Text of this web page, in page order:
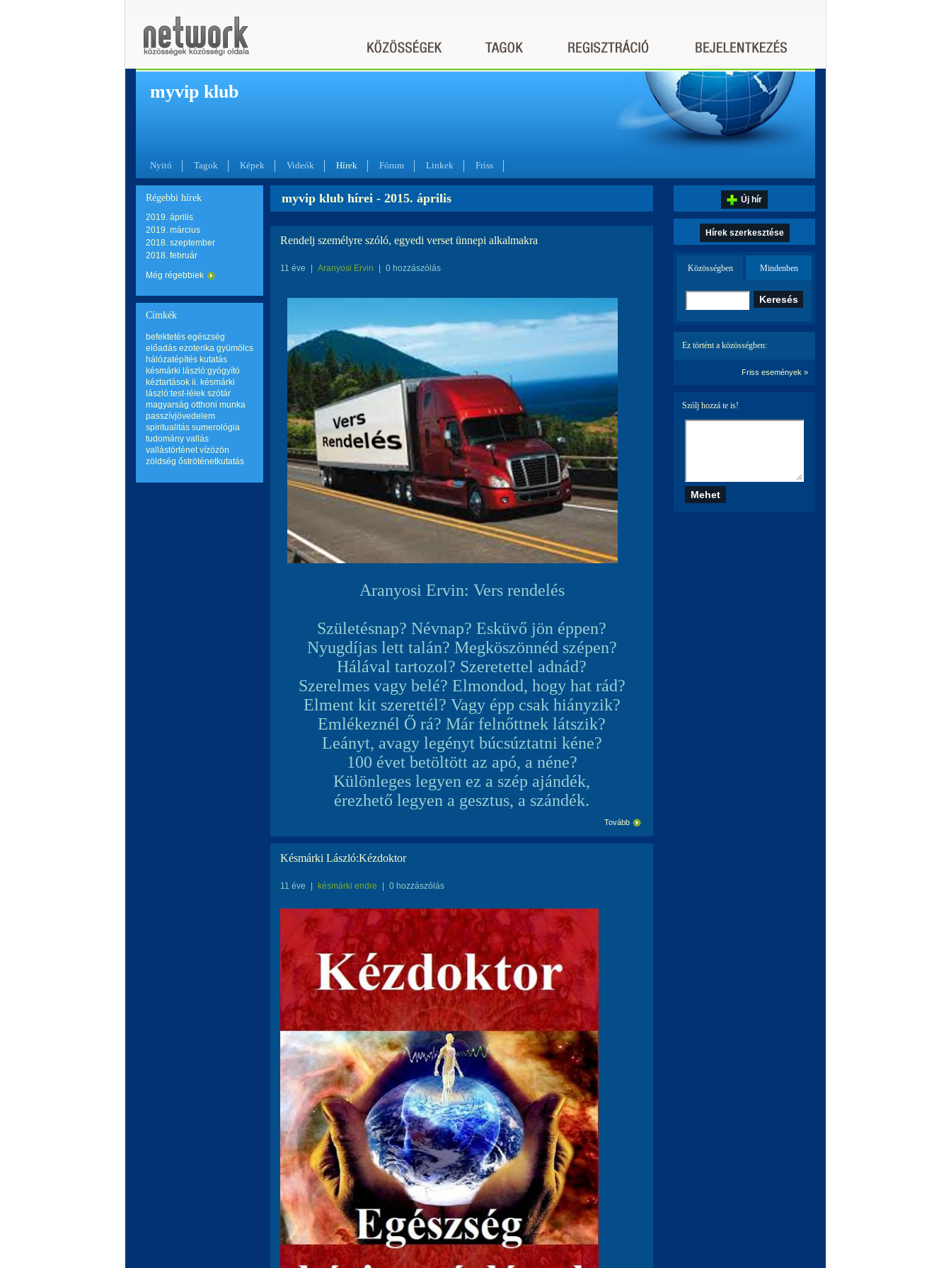
myvip klub
Nyitó Tagok Képek Videók Hírek Fórum Linkek Friss
Régebbi hírek
2019. április
2019. március
2018. szeptember
2018. február
Még régebbiek
Címkék
befektetés egészség
előadás ezoterika gyümölcs
hálózatépítés kutatás
késmárki lászló:gyógyító
kéztartások ii. késmárki
lászló:test-lélek szótár
magyarság otthoni munka
passzívjövedelem
spiritualitás sumerológia
tudomány vallás
vallástörténet vízözön
zöldség őströténetkutatás
myvip klub hírei - 2015. április
Rendelj személyre szóló, egyedi verset ünnepi alkalmakra
11 éve Aranyosi Ervin 0 hozzászólás
Aranyosi Ervin: Vers rendelés
Születésnap? Névnap? Esküvő jön éppen?
Nyugdíjas lett talán? Megköszönnéd szépen?
Hálával tartozol? Szeretettel adnád?
Szerelmes vagy belé? Elmondod, hogy hat rád?
Elment kit szerettél? Vagy épp csak hiányzik?
Emlékeznél Ő rá? Már felnőttnek látszik?
Leányt, avagy legényt búcsúztatni kéne?
100 évet betöltött az apó, a néne?
Különleges legyen ez a szép ajándék,
érezhető legyen a gesztus, a szándék.
Tovább
Késmárki László:Kézdoktor
11 éve késmárki endre 0 hozzászólás
Új hír
Hírek szerkesztése
Közösségben Mindenben
Ez történt a közösségben:
Friss események »
Szólj hozzá te is!